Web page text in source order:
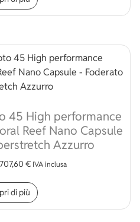
45 High performance
Reef Nano Capsule
Azzurro
707,60 € IVA inclusa
di più